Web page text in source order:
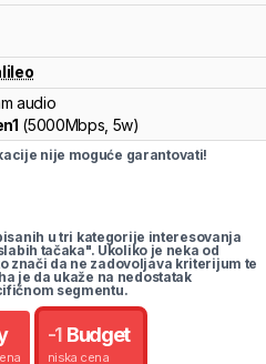
audio
(5000Mbps, 5w)
nije moguće garantovati!
u tri kategorije interesovanja
tačaka". Ukoliko je neka od
znači da ne zadovoljava kriterijum te
je da ukaže na nedostatak
segmentu.
-1 Budget
niska cena